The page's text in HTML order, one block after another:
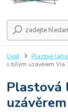
Úvod Plastové
s bílým uzávěrem Via
Plastová